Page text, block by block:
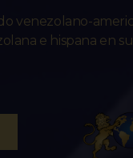
venezolano-
e hispana en